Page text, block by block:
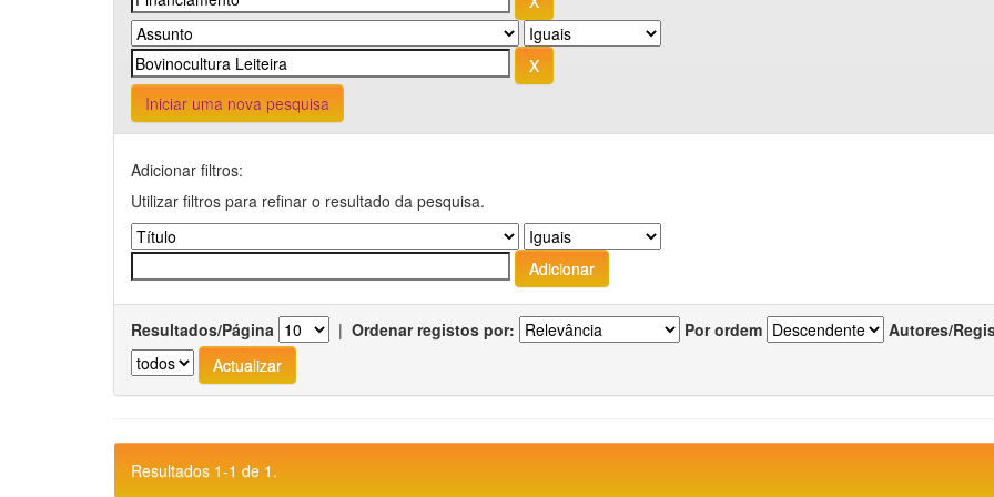
Iniciar uma nova pesquisa
Adicionar filtros:
Utilizar filtros para refinar o resultado da pesquisa.
Resultados/Página | Ordenar registos por: Por ordem Autores/
Resultados 1-1 de 1.